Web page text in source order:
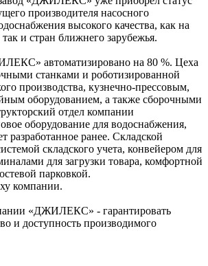
производителя насосного
высокого качества, как на
и стран ближнего зарубежья.
автоматизировано на 80 %. Цеха
станками и роботизированной
производства, кузнечно-прессовым,
оборудованием, а также сборочными
отдел компании
оборудование для водоснабжения,
разработанное ранее. Складской
складского учета, конвейером для
для загрузки товара, комфортной
парковкой.
компании.
«ДЖИЛЕКС» - гарантировать
и доступность производимого